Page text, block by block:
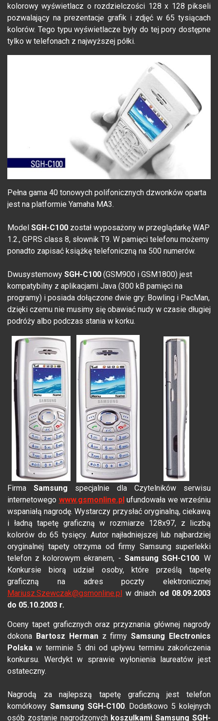
kolorowy wyświetlacz o rozdzielczości 128 x 128 pikseli
pozwalający na prezentacje grafik i zdjęć w 65 tysiącach
kolorów. Tego typu wyświetlacze były do tej pory dostępne
tylko w telefonach z najwyższej półki.
Pełna gama 40 tonowych polifonicznych dzwonków oparta
jest na platformie Yamaha MA3.
Model SGH-C100 został wyposażony w przeglądarkę WAP
1.2., GPRS class 8, słownik T9. W pamięci telefonu możemy
ponadto zapisać książkę telefoniczną na 500 numerów.
Dwusystemowy SGH-C100 (GSM900 i GSM1800) jest
kompatybilny z aplikacjami Java (300 kB pamięci na
programy) i posiada dołączone dwie gry: Bowling i PacMan,
dzięki czemu nie musimy się obawiać nudy w czasie długiej
podróży albo podczas stania w korku.
Firma Samsung specjalnie dla Czytelników serwisu
internetowego www.gsmonline.plufundowała we wrześniu
wspaniałą nagrodę. Wystarczy przysłać oryginalną, ciekawą
i ładną tapetę graficzną w rozmiarze 128x97, z liczbą
kolorów do 65 tysięcy. Autor najładniejszej lub najbardziej
oryginalnej tapety otrzyma od firmy Samsung superlekki
telefon z kolorowym ekranem, - Samsung SGH-C100. W
Konkursie biorą udział osoby, które prześlą tapetę
graficzną na adres poczty elektronicznej
Mariusz.Szewczak@gsmonline.pl w dniach od 08.09.2003
do 05.10.2003 r.
Oceny tapet graficznych oraz przyznania głównej nagrody
dokona Bartosz Hermanz firmySamsung Electronics
Polska w terminie 5 dni od upływu terminu zakończenia
konkursu. Werdykt w sprawie wyłonienia laureatów jest
ostateczny.
Nagrodą za najlepszą tapetę graficzną jest telefon
komórkowy Samsung SGH-C100. Dodatkowo 5 kolejnych
osób zostanie nagrodzonych koszulkami Samsung SGH-